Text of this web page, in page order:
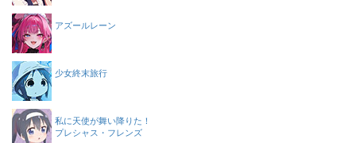
アズールレーン
少女終末旅行
私に天使が舞い降りた！
プレシャス・フレンズ